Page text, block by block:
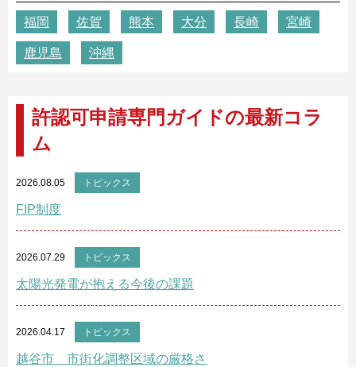
福岡 佐賀 熊本 大分 長崎 宮崎
鹿児島 沖縄
許認可申請専門ガイドの最新コラ
ム
2026.08.05 トピックス
FIP制度
2026.07.29 トピックス
太陽光発電が抱える今後の課題
2026.04.17 トピックス
越谷市 市街化調整区域の厳格さ